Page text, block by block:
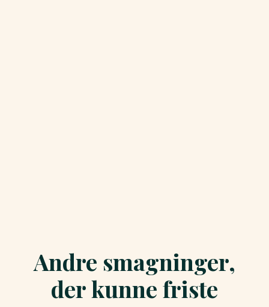
Andre smagninger,
der kunne friste